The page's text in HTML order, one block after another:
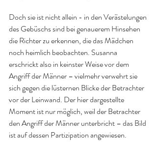
Doch sie ist nicht allein - in den Verästelungen
des Gebüschs sind bei genauerem Hinsehen
die Richter zu erkennen, die das Mädchen
noch heimlich beobachten. Susanna
erschrickt also in keinster Weise vor dem
Angriff der Männer – vielmehr verwehrt sie
sich gegen die lüsternen Blicke der Betrachter
vor der Leinwand. Der hier dargestellte
Moment ist nur möglich, weil der Betrachter
den Angriff der Männer unterbricht – das Bild
ist auf dessen Partizipation angewiesen.